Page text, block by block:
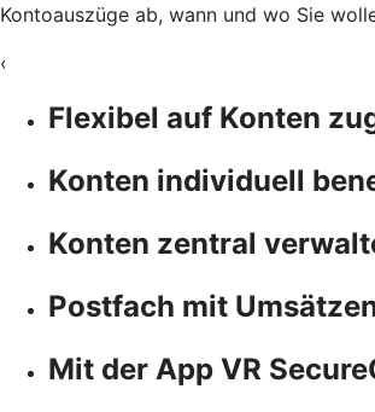
Kontoauszüge ab, wann und wo Sie
‹
Flexibel auf Konten
Konten individuell
Konten zentral
Postfach mit
Mit der App VR